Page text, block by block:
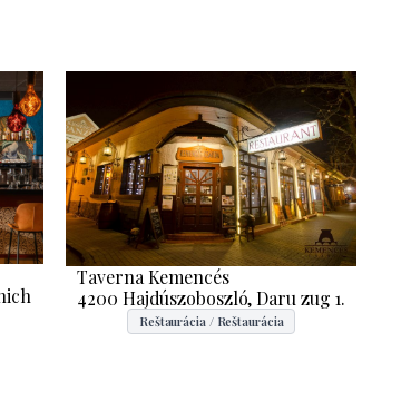
Taverna Kemencés
4200 Hajdúszoboszló, Daru zug 1.
Reštaurácia / Reštaurácia